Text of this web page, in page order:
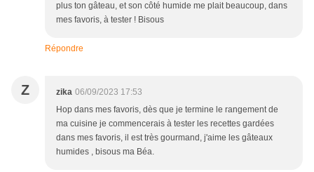
plus ton gâteau, et son côté humide me plait beaucoup, dans
mes favoris, à tester ! Bisous
Répondre
Z zika 06/09/2023 17:53
Hop dans mes favoris, dès que je termine le rangement de
ma cuisine je commencerais à tester les recettes gardées
dans mes favoris, il est très gourmand, j'aime les gâteaux
humides , bisous ma Béa.